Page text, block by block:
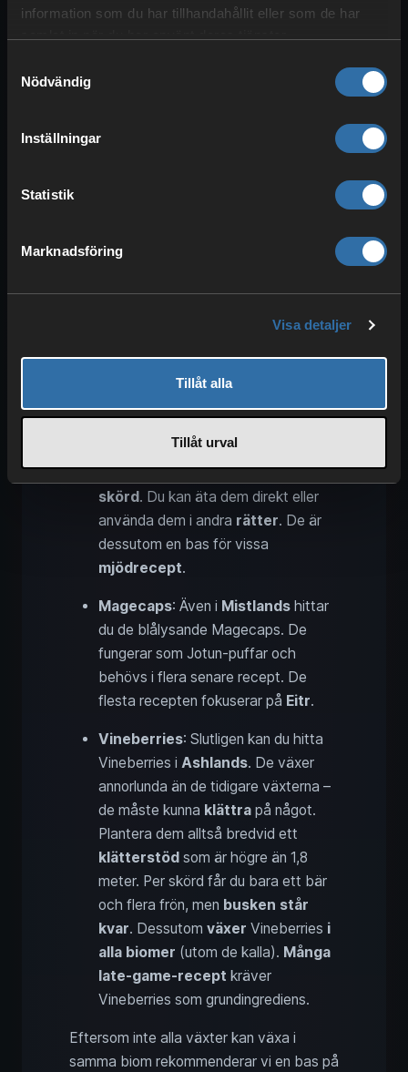
information som du har tillhandahållit eller som de har
Nödvändig
Inställningar
Statistik
Marknadsföring
Visa detaljer
Tillåt alla
Tillåt urval
Korn: Den första av två sädesslag
som du hittar påPlainsoch endast
Tillverka
som också bara finns och kan odlas
och för att tämjalox, men kan också
linnetråd .
verktygochkläder.
kan även bara odlas där. De kräver
inga frön och ger dig3 stycken per
skörd. Du kan äta dem direkt eller
använda dem i andra rätter. De är
dessutom en bas för vissa
mjödrecept.
Magecaps: Även i Mistlands hittar
du de blålysande Magecaps. De
fungerar som Jotun‑puffar och
behövs i flera senare recept. De
flesta recepten fokuserar på Eitr.
Vineberries: Slutligen kan du hitta
Vineberries i Ashlands. De växer
annorlunda än de tidigare växterna –
de måste kunna klättra på något.
Plantera dem alltså bredvid ett
klätterstöd som är högre än 1,8
meter. Per skörd får du bara ett bär
och flera frön, men busken står
kvar. Dessutom växer Vineberries i
alla biomer (utom de kalla). Många
late‑game‑recept kräver
Vineberries som grundingrediens.
Eftersom inte alla växter kan växa i
samma biom rekommenderar vi en bas på